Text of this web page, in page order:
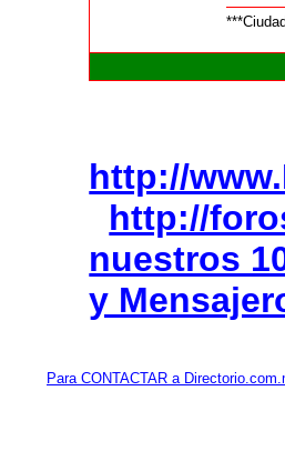
http://
http://
nuestros
y
Para CONTACTAR a